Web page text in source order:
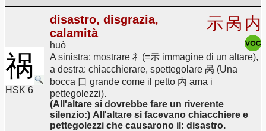
祸
HSK 6
disastro, disgrazia,
calamità
huò
示呙 内
A sinistra: mostrare 礻(=示 immagine di un altare),
a destra: chiacchierare, spettegolare 呙 (Una
bocca 口 grande come il petto 内 ama i
pettegolezzi).
(All'altare si dovrebbe fare un riverente
silenzio:) All'altare si facevano chiacchiere e
pettegolezzi che causarono il: disastro.